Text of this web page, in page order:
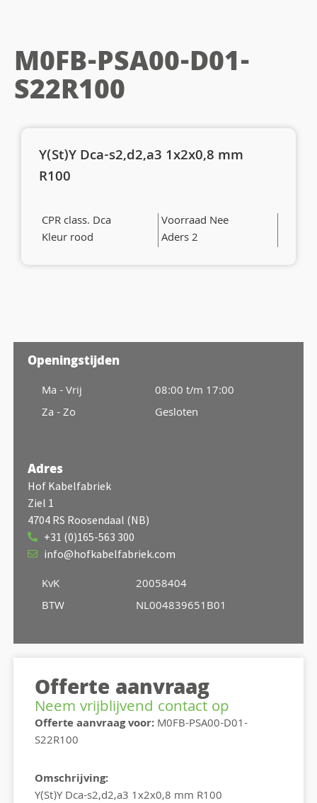
M0FB-PSA00-D01-
S22R100
Y(St)Y Dca-s2,d2,a3 1x2x0,8 mm
R100
CPR class. Dca
Voorraad Nee
Kleur rood
Aders 2
Openingstijden
Ma - Vrij
Za - Zo
08:00 t/m 17:00
Gesloten
Adres
Hof Kabelfabriek
Ziel 1
4704 RS Roosendaal (NB)
+31 (0)165-563 300
info@hofkabelfabriek.com
KvK
BTW
20058404
NL004839651B01
Offerte aanvraag
Neem vrijblijvend contact op
Offerte aanvraag voor:M0FB-PSA00-D01-
S22R100
Omschrijving:
Y(St)Y Dca-s2,d2,a3 1x2x0,8 mm R100